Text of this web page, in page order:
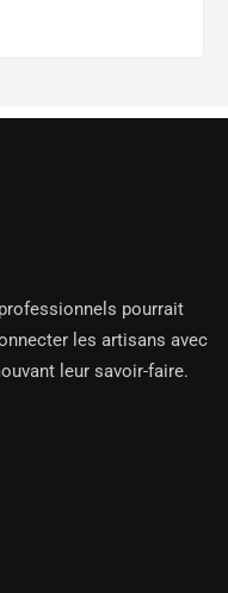
pourrait
les artisans avec
leur savoir-faire.